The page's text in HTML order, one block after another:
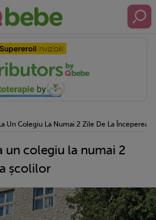
Un Colegiu La Numai 2 Zile De La Începerea
un colegiu la numai 2
școlilor